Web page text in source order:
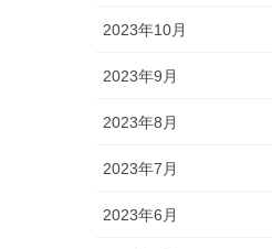
2023年10月
2023年9月
2023年8月
2023年7月
2023年6月